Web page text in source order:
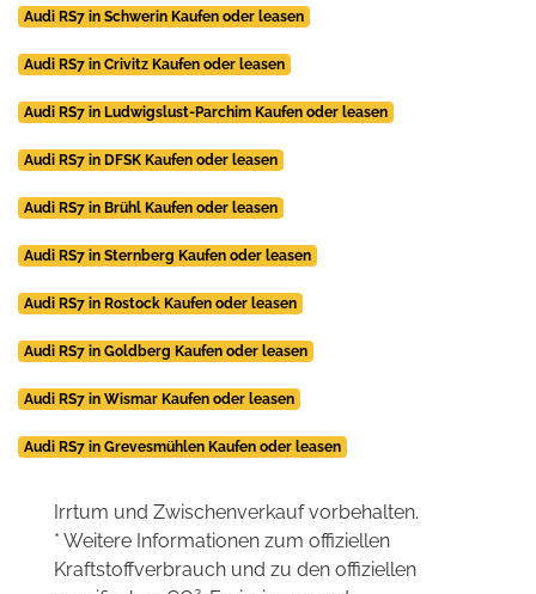
Audi RS7 in Schwerin Kaufen oder leasen
Audi RS7 in Crivitz Kaufen oder leasen
Audi RS7 in Ludwigslust-Parchim Kaufen oder leasen
Audi RS7 in DFSK Kaufen oder leasen
Audi RS7 in Brühl Kaufen oder leasen
Audi RS7 in Sternberg Kaufen oder leasen
Audi RS7 in Rostock Kaufen oder leasen
Audi RS7 in Goldberg Kaufen oder leasen
Audi RS7 in Wismar Kaufen oder leasen
Audi RS7 in Grevesmühlen Kaufen oder leasen
Irrtum und Zwischenverkauf vorbehalten.
* Weitere Informationen zum offiziellen
Kraftstoffverbrauch und zu den offiziellen